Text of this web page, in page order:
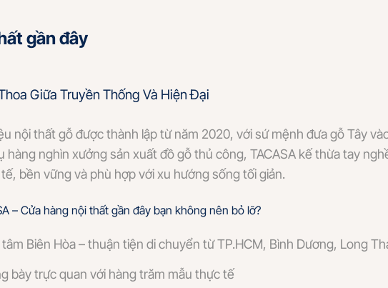
gần đây
Giữa Truyền Thống Và Hiện Đại
nội thất gỗ được thành lập từ năm 2020, với sứ mệnh đưa gỗ Tây
hàng nghìn xưởng sản xuất đồ gỗ thủ công, TACASA kế thừa tay
bền vững và phù hợp với xu hướng sống tối giản.
– Cửa hàng nội thất gần đây bạn không nên bỏ lỡ?
Biên Hòa – thuận tiện di chuyển từ TP.HCM, Bình Dương, Long
bày trực quan với hàng trăm mẫu thực tế